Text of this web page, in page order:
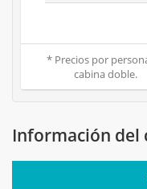
* Precios por
cabina doble.
Información del